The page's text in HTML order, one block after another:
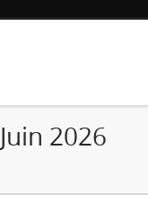
Juin 2026